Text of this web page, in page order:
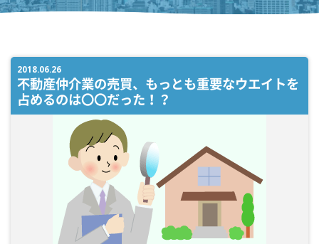
2018.06.26
不動産仲介業の売買、もっとも重要なウエイトを
占めるのは〇〇だった！？